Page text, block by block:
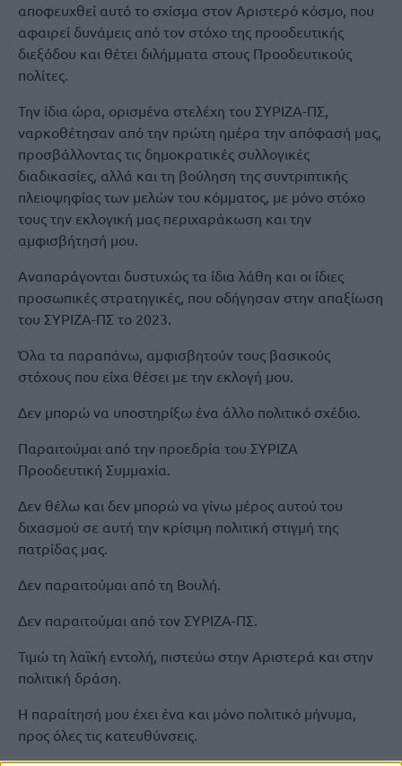
αποφευχθεί αυτό το σχίσμα στον Αριστερό κόσμο, που
αφαιρεί δυνάμεις από τον στόχο της προοδευτικής
διεξόδου και θέτει διλήμματα στους Προοδευτικούς
πολίτες.
Την ίδια ώρα, ορισμένα στελέχη του ΣΥΡΙΖΑ-ΠΣ,
ναρκοθέτησαν από την πρώτη ημέρα την απόφασή μας,
προσβάλλοντας τις δημοκρατικές συλλογικές
διαδικασίες, αλλά και τη βούληση της συντριπτικής
πλειοψηφίας των μελών του κόμματος, με μόνο στόχο
τους την εκλογική μας περιχαράκωση και την
αμφισβήτησή μου.
Αναπαράγονται δυστυχώς τα ίδια λάθη και οι ίδιες
προσωπικές στρατηγικές, που οδήγησαν στην απαξίωση
του ΣΥΡΙΖΑ-ΠΣ το 2023.
Όλα τα παραπάνω, αμφισβητούν τους βασικούς
στόχους που είχα θέσει με την εκλογή μου.
Δεν μπορώ να υποστηρίξω ένα άλλο πολιτικό σχέδιο.
Παραιτούμαι από την προεδρία του ΣΥΡΙΖΑ
Προοδευτική Συμμαχία.
Δεν θέλω και δεν μπορώ να γίνω μέρος αυτού του
διχασμού σε αυτή την κρίσιμη πολιτική στιγμή της
πατρίδας μας.
Δεν παραιτούμαι από τη Βουλή.
Δεν παραιτούμαι από τον ΣΥΡΙΖΑ-ΠΣ.
Τιμώ τη λαϊκή εντολή, πιστεύω στην Αριστερά και στην
πολιτική δράση.
Η παραίτησή μου έχει ένα και μόνο πολιτικό μήνυμα,
προς όλες τις κατευθύνσεις.